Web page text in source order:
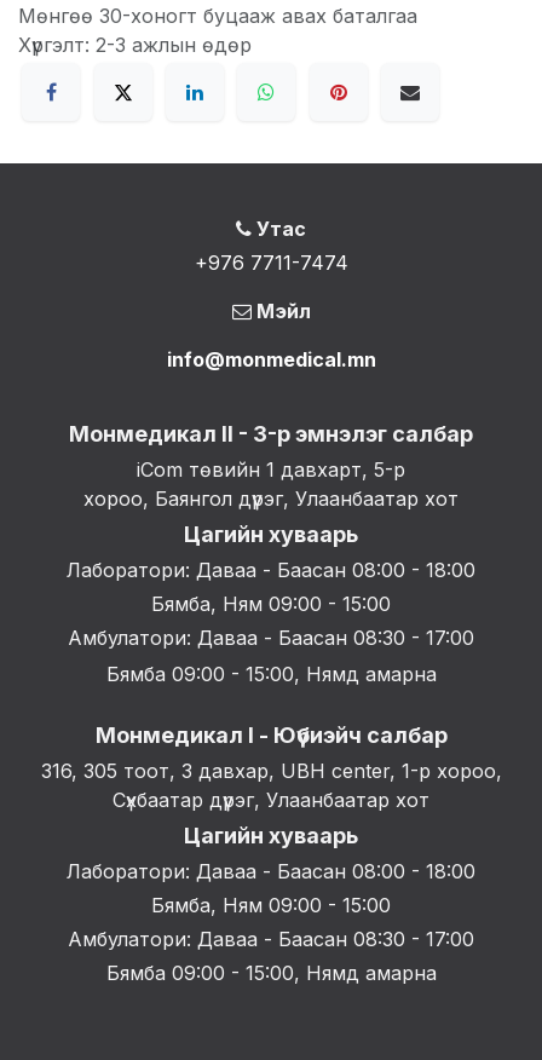
Мөнгөө 30-хоногт буцааж авах баталгаа
Хүргэлт: 2-3 ажлын өдөр
Утас
+976 7711-7474
Мэйл
info@monmedical.mn
Монмедикал II - 3-р эмнэлэг салбар
iCom төвийн 1 давхарт, 5-р
хороо, Баянгол дүүрэг, Улаанбаатар хот
Цагийн хуваарь
Лаборатори: Даваа - Баасан 08:00 - 18:00
Бямба, Ням 09:00 - 15:00
Амбулатори: Даваа - Баасан 08:30 - 17:00
Бямба 09:00 - 15:00, Нямд амарна
Монмедикал I - Юүбиэйч салбар
316, 305 тоот, 3 давхар, UBH center, 1-р хороо,
Сүхбаатар дүүрэг, Улаанбаатар хот
Цагийн хуваарь
Лаборатори: Даваа - Баасан 08:00 - 18:00
Бямба, Ням 09:00 - 15:00
Амбулатори: Даваа - Баасан 08:30 - 17:00
Бямба 09:00 - 15:00, Нямд амарна